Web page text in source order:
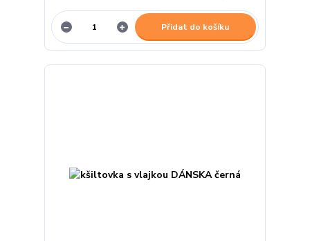
Přidat do košíku